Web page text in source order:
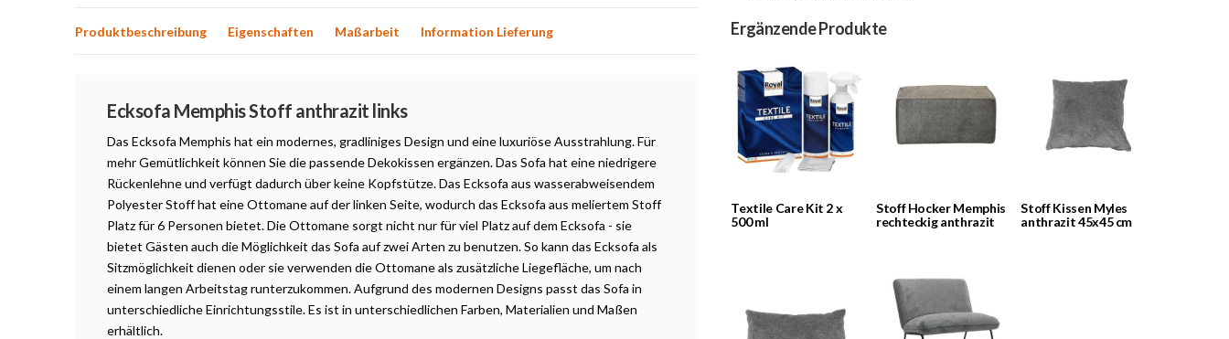
Produktbeschreibung Eigenschaften Maßarbeit Information Lieferung
Ecksofa Memphis Stoff anthrazit links
Das Ecksofa Memphis hat ein modernes, gradliniges Design und eine luxuriöse Ausstrahlung. Für
mehr Gemütlichkeit können Sie die passende Dekokissen ergänzen. Das Sofa hat eine niedrigere
Rückenlehne und verfügt dadurch über keine Kopfstütze. Das Ecksofa aus wasserabweisendem
Polyester Stoff hat eine Ottomane auf der linken Seite, wodurch das Ecksofa aus meliertem Stoff
Platz für 6 Personen bietet. Die Ottomane sorgt nicht nur für viel Platz auf dem Ecksofa - sie
bietet Gästen auch die Möglichkeit das Sofa auf zwei Arten zu benutzen. So kann das Ecksofa als
Sitzmöglichkeit dienen oder sie verwenden die Ottomane als zusätzliche Liegefläche, um nach
einem langen Arbeitstag runterzukommen. Aufgrund des modernen Designs passt das Sofa in
unterschiedliche Einrichtungsstile. Es ist in unterschiedlichen Farben, Materialien und Maßen
erhältlich.
Ergänzende Produkte
Textile Care Kit 2 x
500 ml
Stoff Hocker Memphis
rechteckig anthrazit
Stoff Kissen Myles
anthrazit 45x45 cm